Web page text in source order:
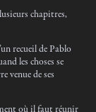
chapitres,
recueil de Pablo
les choses se
venue de ses
où il faut réunir